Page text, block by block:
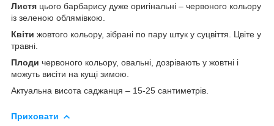
Листя цього барбарису дуже оригінальні – червоного кольору
із зеленою облямівкою.
Квіти жовтого кольору, зібрані по пару штук у суцвіття. Цвіте у
травні.
Плоди червоного кольору, овальні, дозрівають у жовтні і
можуть висіти на кущі зимою.
Актуальна висота саджанця – 15-25 сантиметрів.
Приховати